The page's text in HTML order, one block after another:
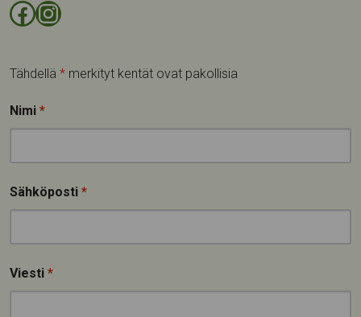
Facebook-sivu Instagram-tili
Tähdellä * merkityt kentät ovat pakollisia
Nimi *
Sähköposti *
Viesti *